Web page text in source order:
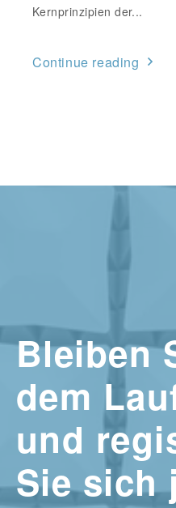
Kernprinzipien der...
Continue reading
Bleiben
dem
und
Sie sich